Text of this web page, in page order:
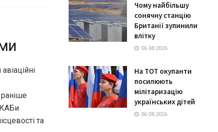
КАБи
та
Чому найбільшу
сонячну станцію
Британії зупинили
влітку
06.08.2026
На ТОТ окупанти
посилюють
мілітаризацію
українських дітей
06.08.2026